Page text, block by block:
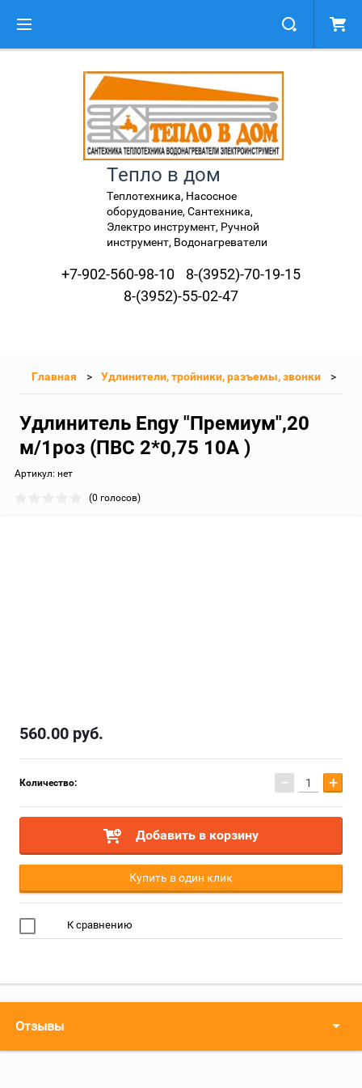
Тепло в дом
Теплотехника, Насосное
оборудование, Сантехника,
Электро инструмент, Ручной
инструмент, Водонагреватели
+7-902-560-98-10
8-(3952)-70-19-15
8-(3952)-55-02-47
Главная Удлинители, тройники, разъемы, звонки
Удлинитель Engy "Премиум",20
м/1роз (ПВС 2*0,75 10А )
Артикул: нет
(0 голосов)
560.00 руб.
Количество: − +
Добавить в корзину
Купить в один клик
К сравнению
Отзывы